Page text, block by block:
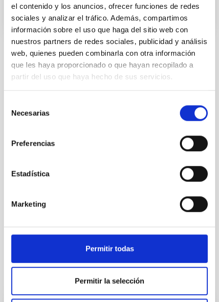
el contenido y los anuncios, ofrecer funciones de redes
sociales y analizar el tráfico. Además, compartimos
información sobre el uso que haga del sitio web con
nuestros partners de redes sociales, publicidad y análisis
web, quienes pueden combinarla con otra información
que les haya proporcionado o que hayan recopilado a
partir del uso que haya hecho de sus servicios.
Necesarias
Preferencias
Estadística
Marketing
Permitir todas
Permitir la selección
ESTADO
RESUELTO
PERFIL DEL PUESTO
NIVEL ESPAÑOL MÁSTER (MECES 3)
MANTENIMIENTO INSTRUMENTAL
PS-2022-048 BASES CONVOCATORIA
Te puede interesar